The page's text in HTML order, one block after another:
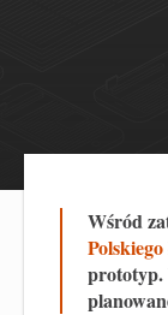
Wśród
prototyp.